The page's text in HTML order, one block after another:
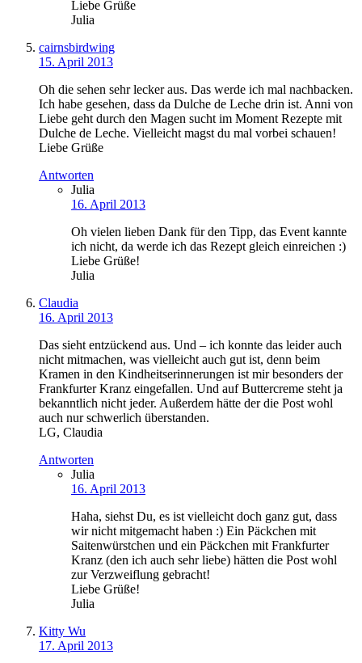
Liebe Grüße
Julia
cairnsbirdwing
15. April 2013
Oh die sehen sehr lecker aus. Das werde ich mal nachbacken.
Ich habe gesehen, dass da Dulche de Leche drin ist. Anni von
Liebe geht durch den Magen sucht im Moment Rezepte mit
Dulche de Leche. Vielleicht magst du mal vorbei schauen!
Liebe Grüße
Antworten
Julia
16. April 2013
Oh vielen lieben Dank für den Tipp, das Event kannte
ich nicht, da werde ich das Rezept gleich einreichen :)
Liebe Grüße!
Julia
Claudia
16. April 2013
Das sieht entzückend aus. Und – ich konnte das leider auch
nicht mitmachen, was vielleicht auch gut ist, denn beim
Kramen in den Kindheitserinnerungen ist mir besonders der
Frankfurter Kranz eingefallen. Und auf Buttercreme steht ja
bekanntlich nicht jeder. Außerdem hätte der die Post wohl
auch nur schwerlich überstanden.
LG, Claudia
Antworten
Julia
16. April 2013
Haha, siehst Du, es ist vielleicht doch ganz gut, dass
wir nicht mitgemacht haben :) Ein Päckchen mit
Saitenwürstchen und ein Päckchen mit Frankfurter
Kranz (den ich auch sehr liebe) hätten die Post wohl
zur Verzweiflung gebracht!
Liebe Grüße!
Julia
Kitty Wu
17. April 2013